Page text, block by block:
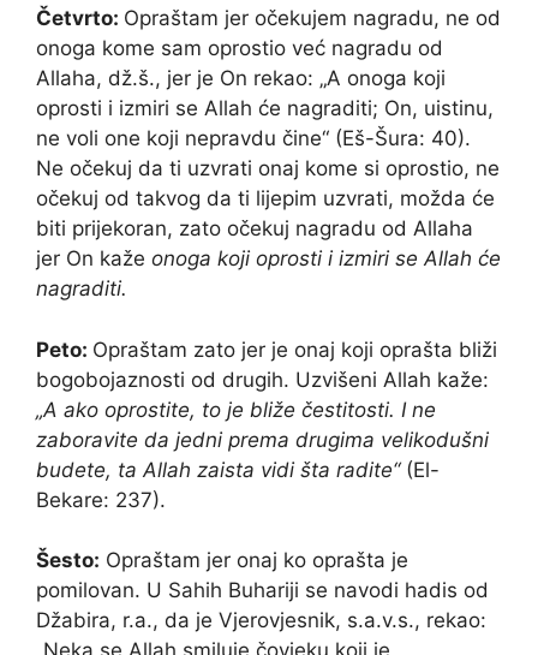
Četvrto: Opraštam jer očekujem nagradu, ne od
onoga kome sam oprostio već nagradu od
Allaha, dž.š., jer je On rekao: „A onoga koji
oprosti i izmiri se Allah će nagraditi; On, uistinu,
ne voli one koji nepravdu čine“ (Eš-Šura: 40).
Ne očekuj da ti uzvrati onaj kome si oprostio, ne
očekuj od takvog da ti lijepim uzvrati, možda će
biti prijekoran, zato očekuj nagradu od Allaha
jer On kaže onoga koji oprosti i izmiri se Allah će
nagraditi.
Peto: Opraštam zato jer je onaj koji oprašta bliži
bogobojaznosti od drugih. Uzvišeni Allah kaže:
„A ako oprostite, to je bliže čestitosti. I ne
zaboravite da jedni prema drugima velikodušni
budete, ta Allah zaista vidi šta radite“(El-
Bekare: 237).
Šesto: Opraštam jer onaj ko oprašta je
pomilovan. U Sahih Buhariji se navodi hadis od
Džabira, r.a., da je Vjerovjesnik, s.a.v.s., rekao:
„Neka se Allah smiluje čovjeku koji je